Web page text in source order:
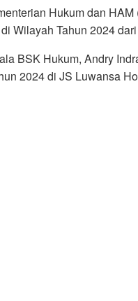
Hukum dan
Wilayah Tahun 2024
BSK Hukum, Andry
2024 di JS Luwansa